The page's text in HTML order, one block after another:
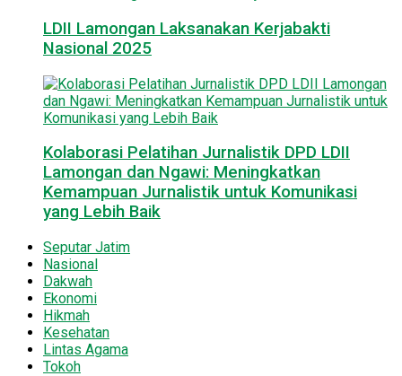
LDII Lamongan Laksanakan Kerjabakti
Nasional 2025
Kolaborasi Pelatihan Jurnalistik DPD LDII
Lamongan dan Ngawi: Meningkatkan
Kemampuan Jurnalistik untuk Komunikasi
yang Lebih Baik
Seputar Jatim
Nasional
Dakwah
Ekonomi
Hikmah
Kesehatan
Lintas Agama
Tokoh